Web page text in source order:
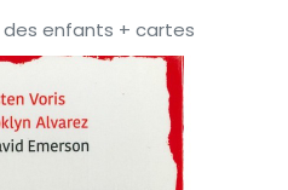
enfants + cartes